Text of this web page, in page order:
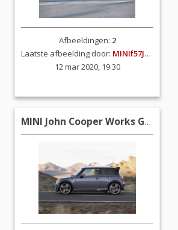
Afbeeldingen: 2
Laatste afbeelding door: MINIf57JCW
12 mar 2020, 19:30
MINI John Cooper Works GP (R53)